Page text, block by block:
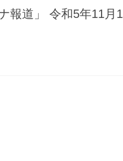
報道」 令和5年11月1